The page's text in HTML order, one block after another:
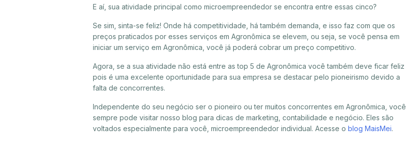
E aí, sua atividade principal como microempreendedor se encontra entre essas cinco?
Se sim, sinta-se feliz! Onde há competitividade, há também demanda, e isso faz com que os
preços praticados por esses serviços em Agronômica se elevem, ou seja, se você pensa em
iniciar um serviço em Agronômica, você já poderá cobrar um preço competitivo.
Agora, se a sua atividade não está entre as top 5 de Agronômica você também deve ficar feliz
pois é uma excelente oportunidade para sua empresa se destacar pelo pioneirismo devido a
falta de concorrentes.
Independente do seu negócio ser o pioneiro ou ter muitos concorrentes em Agronômica, você
sempre pode visitar nosso blog para dicas de marketing, contabilidade e negócio. Eles são
voltados especialmente para você, microempreendedor individual. Acesse o blog MaisMei.